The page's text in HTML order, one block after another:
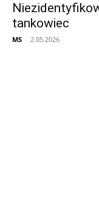
tankowiec
MS - 2.05.2026